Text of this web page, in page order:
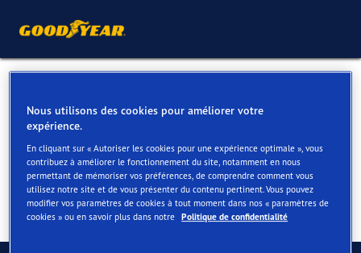
Galaxy
Nous utilisons des cookies pour améliorer votre
expérience.
En cliquant sur « Autoriser les cookies pour une expérience optimale », vous
contribuez à améliorer le fonctionnement du site, notamment en nous
permettant de mémoriser vos préférences, de comprendre comment vous
utilisez notre site et de vous présenter du contenu pertinent. Vous pouvez
modifier vos paramètres de cookies à tout moment dans nos « paramètres de
cookies » ou en savoir plus dans notre Politique de confidentialité